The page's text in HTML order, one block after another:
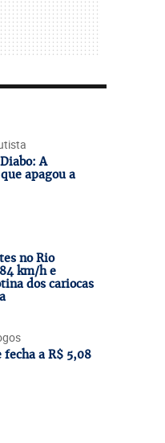
A
apagou a
no Rio
km/h e
dos cariocas
fecha a R$ 5,08